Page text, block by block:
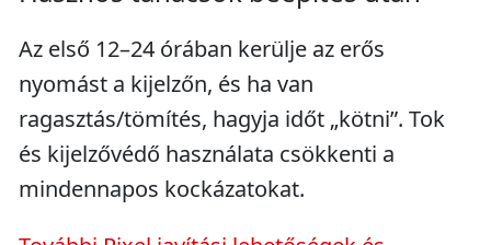
Az első 12–24 órában kerülje az erős
nyomást a kijelzőn, és ha van
ragasztás/tömítés, hagyja időt „kötni”. Tok
és kijelzővédő használata csökkenti a
mindennapos kockázatokat.